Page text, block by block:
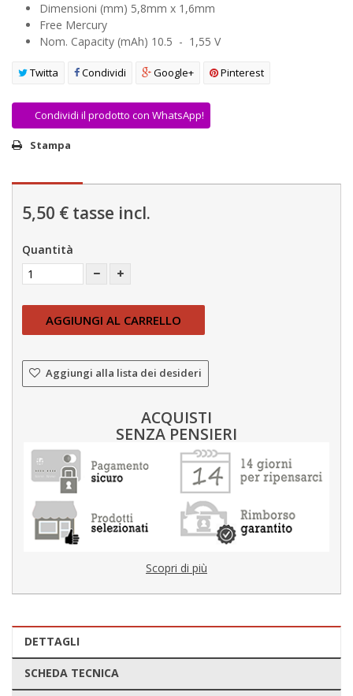
Dimensioni (mm) 5,8mm x 1,6mm
Free Mercury
Nom. Capacity (mAh) 10.5 - 1,55 V
Twitta Condividi Google+ Pinterest
Condividi il prodotto con WhatsApp!
Stampa
5,50 € tasse incl.
Quantità
AGGIUNGI AL CARRELLO
Aggiungi alla lista dei desideri
ACQUISTI
SENZA PENSIERI
Scopri di più
DETTAGLI
SCHEDA TECNICA